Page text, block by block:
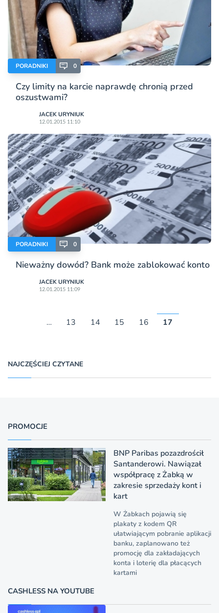
PORADNIKI 0
Czy limity na karcie naprawdę chronią przed
oszustwami?
JACEK URYNIUK
12.01.2015 11:10
PORADNIKI 0
Nieważny dowód? Bank może zablokować konto
JACEK URYNIUK
12.01.2015 11:09
… 13 14 15 16 17
NAJCZĘŚCIEJ CZYTANE
PROMOCJE
BNP Paribas pozazdrościł
Santanderowi. Nawiązał
współpracę z Żabką w
zakresie sprzedaży kont i
kart
W Żabkach pojawią się
plakaty z kodem QR
ułatwiającym pobranie aplikacji
banku, zaplanowano też
promocję dla zakładających
konta i loterię dla płacących
kartami
CASHLESS NA YOUTUBE